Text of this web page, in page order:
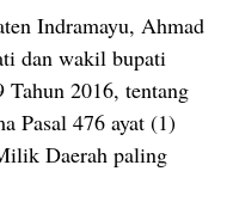
Indramayu, Ahmad
dan wakil bupati
Tahun 2016, tentang
Pasal 476 ayat (1)
Daerah paling